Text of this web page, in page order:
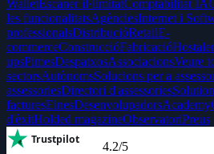
WalletEscàner il·limitatComptabilitat IA
les funcionalitatsAgènciesInternet i
professionalsDistribucióRetailE-
commerceConstruccióFabricació
upsPimesDespatxosAssociacionsVeure
sectorsAutònomsSolucions per a
assessoriesDirectori d'assessories
facturesEinesDesenvolupadorsAcademy
d'èxitHolded magazineObservatoriPreus
Trustpilot
4.2/5